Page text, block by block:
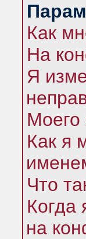
Как
На
Я
Моего
Как я
Что
Когда
на